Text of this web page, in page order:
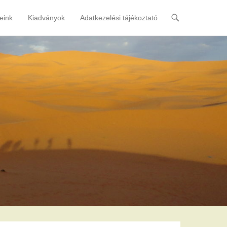
Kiadványok Adatkezelési tájékoztató